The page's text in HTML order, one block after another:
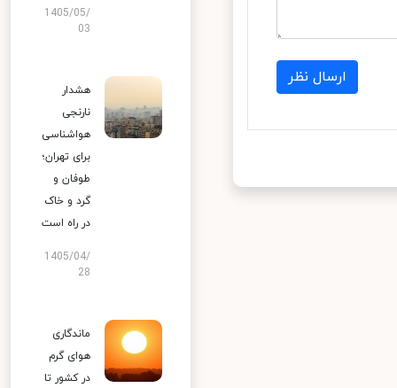
ارسال نظر
1405/05/
03
هشدار
نارنجی
هواشناسی
برای تهران؛
طوفان و
گرد و خاک
در راه است
1405/04/
28
ماندگاری
هوای گرم
در کشور تا